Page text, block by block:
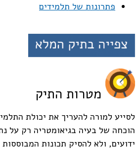
פתרונות של תלמידים
מטרות התיק
לסייע למורה להעריך את יכולת
הוכחה של בעיה בגיאומטריה רק על
ידועים, ולא להסיק תכונות